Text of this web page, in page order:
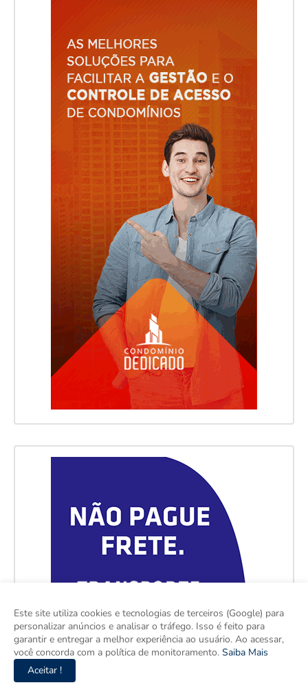
Este site utiliza cookies e tecnologias de terceiros (Google) para
personalizar anúncios e analisar o tráfego. Isso é feito para
garantir e entregar a melhor experiência ao usuário. Ao acessar,
você concorda com a política de monitoramento. Saiba Mais
Aceitar !